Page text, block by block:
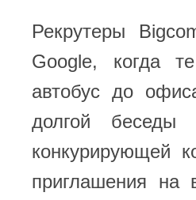
Рекрутеры
Google, когда
автобус до
долгой беседы
конкурирующей
приглашения на